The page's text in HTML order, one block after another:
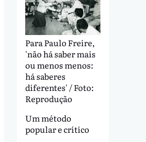
Para Paulo Freire,
'não há saber mais
ou menos menos:
há saberes
diferentes' / Foto:
Reprodução
Um método
popular e crítico